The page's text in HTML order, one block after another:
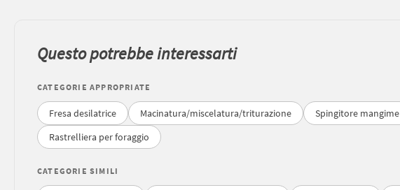
Questo potrebbe interessarti
CATEGORIE APPROPRIATE
Fresa desilatrice Macinatura/miscelatura/triturazione Spingitore mangime
Rastrelliera per foraggio
CATEGORIE SIMILI